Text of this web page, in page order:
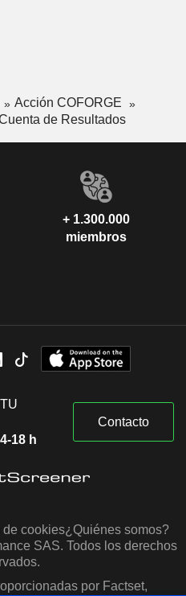
Acción COFORGE
de Resultados
+ 1.300.000
miembros
18 h
Contacto
cookies¿Quiénes somos?
SAS. Todos los derechos
por Factset,